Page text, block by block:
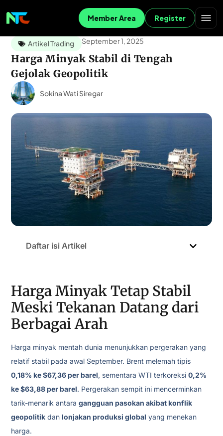
Member Area Register
Artikel Trading September 1, 2025
Harga Minyak Stabil di Tengah
Gejolak Geopolitik
Sokina Wati Siregar
Daftar isi Artikel
Harga Minyak Tetap Stabil
Meski Tekanan Datang dari
Berbagai Arah
Harga minyak mentah dunia menunjukkan pergerakan yang
relatif stabil pada awal September. Brent melemah tipis
0,18% ke $67,36 per barel, sementara WTI terkoreksi0,2%
ke $63,88 per barel. Pergerakan sempit ini mencerminkan
tarik-menarik antaragangguan pasokan akibat konflik
geopolitik danlonjakan produksi global yang menekan
harga.